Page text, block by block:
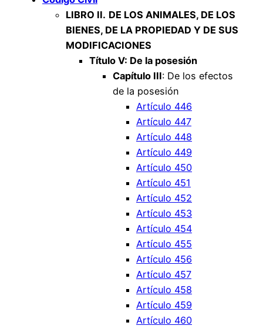
LIBRO II. DE LOS ANIMALES, DE LOS
BIENES, DE LA PROPIEDAD Y DE SUS
MODIFICACIONES
Título V: De la posesión
Capítulo III: De los efectos
de la posesión
Artículo 446
Artículo 447
Artículo 448
Artículo 449
Artículo 450
Artículo 451
Artículo 452
Artículo 453
Artículo 454
Artículo 455
Artículo 456
Artículo 457
Artículo 458
Artículo 459
Artículo 460